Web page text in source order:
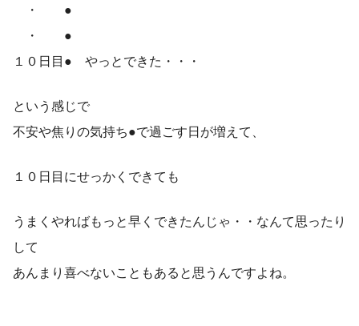
・ ●
・ ●
１０日目● やっとできた・・・
という感じで
不安や焦りの気持ち●で過ごす日が増えて、
１０日目にせっかくできても
うまくやればもっと早くできたんじゃ・・なんて思ったり
して
あんまり喜べないこともあると思うんですよね。